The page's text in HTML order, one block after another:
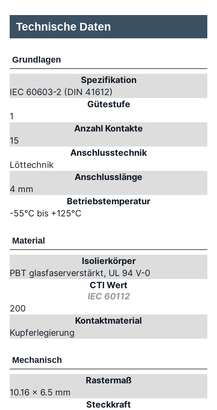
Technische Daten
Grundlagen
Spezifikation
IEC 60603-2 (DIN 41612)
Gütestufe
1
Anzahl Kontakte
15
Anschlusstechnik
Löttechnik
Anschlusslänge
4 mm
Betriebstemperatur
-55°C bis +125°C
Material
Isolierkörper
PBT glasfaserverstärkt, UL 94 V-0
CTI Wert
IEC 60112
200
Kontaktmaterial
Kupferlegierung
Mechanisch
Rastermaß
10.16 x 6.5 mm
Steckkraft